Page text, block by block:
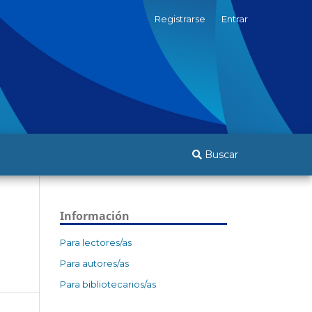
Buscar
Registrarse Entrar
Información
Para lectores/as
Para autores/as
Para bibliotecarios/as